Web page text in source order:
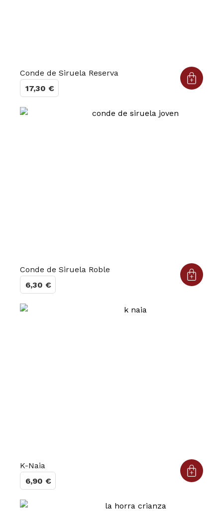
Conde de Siruela Reserva
17,30€
Conde de Siruela Roble
6,30€
K-Naia
6,90€